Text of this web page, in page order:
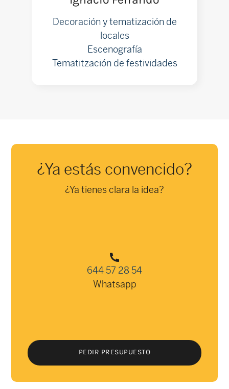
Decoración y tematización de
locales
Escenografía
Tematitzación de festividades
¿Ya estás convencido?
¿Ya tienes clara la idea?
644 57 28 54
Whatsapp
PEDIR PRESUPUESTO
PEDIR PRESUPUESTO